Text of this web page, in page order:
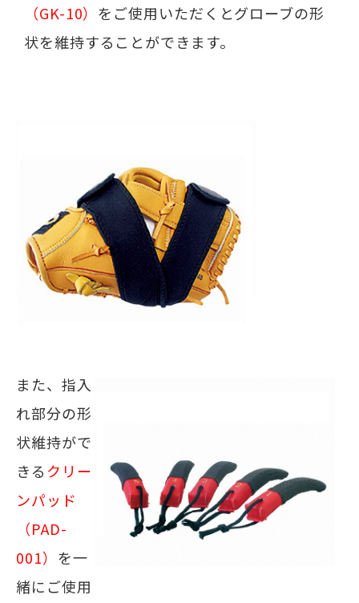
（GK-10） をご使用いただくとグローブの形
状を維持することができます。
また、指入
れ部分の形
状維持がで
きる クリー
ンパッド
（PAD-
001） を一
緒にご使用